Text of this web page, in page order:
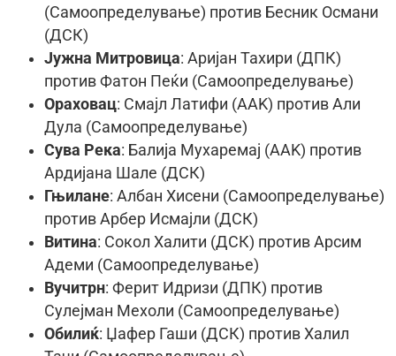
(Самоопределување) против Бесник Османи
(ДСК)
Јужна Митровица: Аријан Тахири (ДПК)
против Фатон Пеќи (Самоопределување)
Ораховац: Смајл Латифи (ААK) против Али
Дула (Самоопределување)
Сува Река: Балија Мухаремај (ААK) против
Ардијана Шале (ДСК)
Гњилане: Албан Хисени (Самоопределување)
против Арбер Исмајли (ДСК)
Витина: Сокол Халити (ДСК) против Арсим
Адеми (Самоопределување)
Вучитрн: Ферит Идризи (ДПК) против
Сулејман Мехоли (Самоопределување)
Обилиќ: Џафер Гаши (ДСК) против Халил